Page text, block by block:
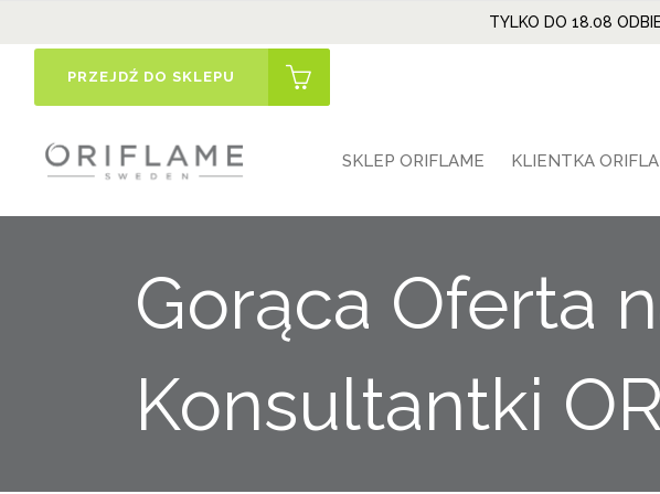
TYLKO DO 18.08
PRZEJDŹ DO SKLEPU
SKLEP ORIFLAME KLIENTKA
Gorąca Oferta
Konsultantki